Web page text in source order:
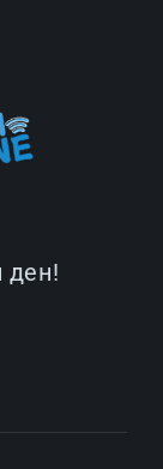
ден!